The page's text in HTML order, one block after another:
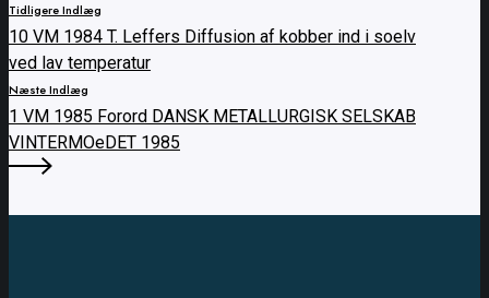
Tidligere Indlæg
10 VM 1984 T. Leffers Diffusion af kobber ind i soelv
ved lav temperatur
Næste Indlæg
1 VM 1985 Forord DANSK METALLURGISK SELSKAB
VINTERMOeDET 1985